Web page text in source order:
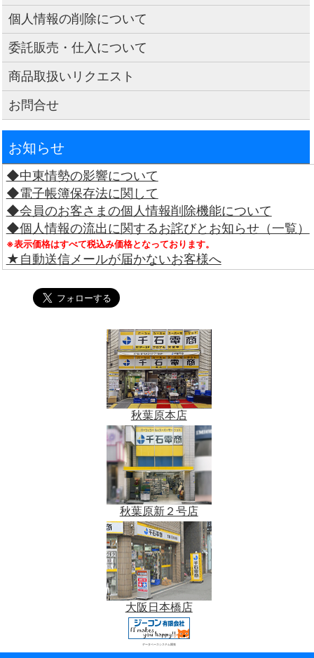
個人情報の削除について
委託販売・仕入について
商品取扱いリクエスト
お問合せ
お知らせ
◆中東情勢の影響について
◆電子帳簿保存法に関して
◆会員のお客さまの個人情報削除機能について
◆個人情報の流出に関するお詫びとお知らせ（一覧）
※表示価格はすべて税込み価格となっております。
★自動送信メールが届かないお客様へ
秋葉原本店
秋葉原新２号店
大阪日本橋店
データベースシステム開発